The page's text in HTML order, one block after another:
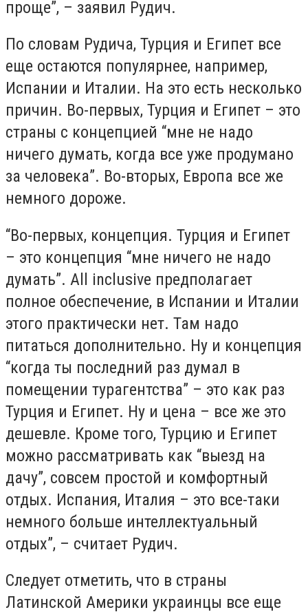
проще”, – заявил Рудич.
По словам Рудича, Турция и Египет все
еще остаются популярнее, например,
Испании и Италии. На это есть несколько
причин. Во-первых, Турция и Египет – это
страны с концепцией “мне не надо
ничего думать, когда все уже продумано
за человека”. Во-вторых, Европа все же
немного дороже.
“Во-первых, концепция. Турция и Египет
– это концепция “мне ничего не надо
думать”. All inclusive предполагает
полное обеспечение, в Испании и Италии
этого практически нет. Там надо
питаться дополнительно. Ну и концепция
“когда ты последний раз думал в
помещении турагентства” – это как раз
Турция и Египет. Ну и цена – все же это
дешевле. Кроме того, Турцию и Египет
можно рассматривать как “выезд на
дачу”, совсем простой и комфортный
отдых. Испания, Италия – это все-таки
немного больше интеллектуальный
отдых”, – считает Рудич.
Следует отметить, что в страны
Латинской Америки украинцы все еще